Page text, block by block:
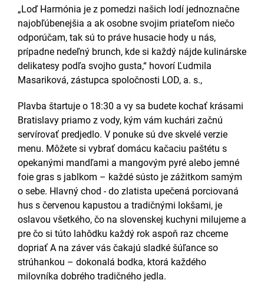
„Loď Harmónia je z pomedzi našich lodí jednoznačne
najobľúbenejšia a ak osobne svojim priateľom niečo
odporúčam, tak sú to práve husacie hody u nás,
prípadne nedeľný brunch, kde si každý nájde kulinárske
delikatesy podľa svojho gusta,“ hovorí Ľudmila
Masariková, zástupca spoločnosti LOD, a. s.,
Plavba štartuje o 18:30 a vy sa budete kochať krásami
Bratislavy priamo z vody, kým vám kuchári začnú
servírovať predjedlo. V ponuke sú dve skvelé verzie
menu. Môžete si vybrať domácu kačaciu paštétu s
opekanými mandľami a mangovým pyré alebo jemné
foie gras s jablkom – každé sústo je zážitkom samým
o sebe. Hlavný chod - do zlatista upečená porciovaná
hus s červenou kapustou a tradičnými lokšami, je
oslavou všetkého, čo na slovenskej kuchyni milujeme a
pre čo si túto lahôdku každý rok aspoň raz chceme
dopriať A na záver vás čakajú sladké šúľance so
strúhankou – dokonalá bodka, ktorá každého
milovníka dobrého tradičného jedla.